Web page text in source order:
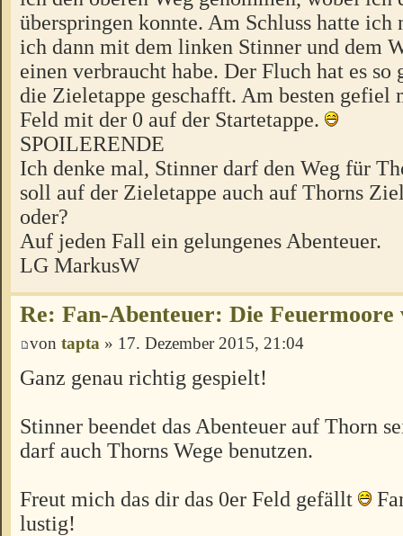
überspringen konnte. Am Schluss hatte ich
ich dann mit dem linken Stinner und dem
einen verbraucht habe. Der Fluch hat es so
die Zieletappe geschafft. Am besten gefiel
Feld mit der 0 auf der Startetappe.
SPOILERENDE
Ich denke mal, Stinner darf den Weg für
soll auf der Zieletappe auch auf Thorns
oder?
Auf jeden Fall ein gelungenes Abenteuer.
LG MarkusW
Re: Fan-Abenteuer: Die Feuermoore
von tapta » 17. Dezember 2015, 21:04
Ganz genau richtig gespielt!
Stinner beendet das Abenteuer auf Thorn
darf auch Thorns Wege benutzen.
Freut mich das dir das 0er Feld gefällt
lustig!